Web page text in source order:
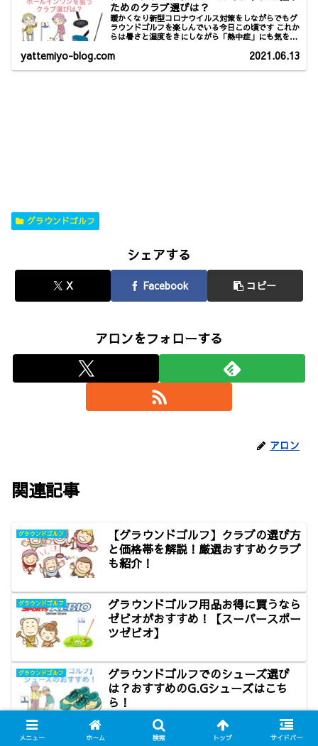
ためのクラブ選びは？
暖かくなり新型コロナウイルス対策をしながらでもグ
ラウンドゴルフを楽しんでいる今日この頃です これか
らは暑さと湿度をきにしながら「熱中症」にも気をつ
ぞれの対策記事もご参考に…↓↓ ⇒ グラウン...
yattemiyo-blog.com 2021.06.13
グラウンドゴルフ
シェアする
X Facebook コピー
アロンをフォローする
アロン
関連記事
グラウンドゴルフ
【グラウンドゴルフ】クラブの選び方
と価格帯を解説！厳選おすすめクラブ
も紹介！
グラウンドゴルフ
グラウンドゴルフ用品お得に買うなら
ゼビオがおすすめ！【スーパースポー
ツゼビオ】
グラウンドゴルフ
グラウンドゴルフでのシューズ選び
は？おすすめのG.Gシューズはこち
ら！
グラウンドゴルフ
メニュー ホーム 検索 トップ サイドバー